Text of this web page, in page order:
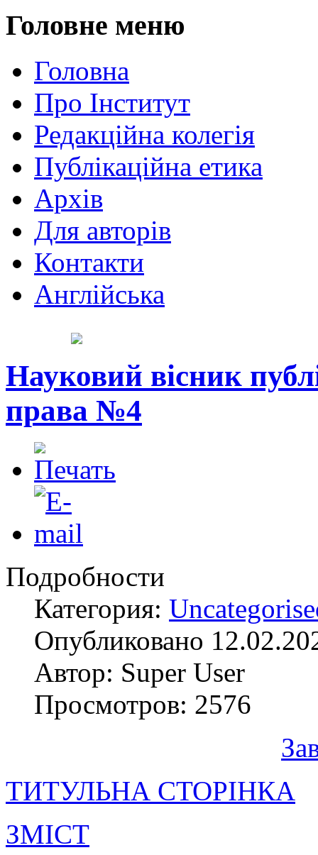
Головне меню
Головна
Про Інститут
Редакційна колегія
Публікаційна етика
Архів
Для авторів
Контакти
Англійська
Науковий вісник
права №4
Подробности
Категория:
Опубликовано
Автор: Super User
Просмотров: 2576
ТИТУЛЬНА СТОРІНКА
ЗМІСТ